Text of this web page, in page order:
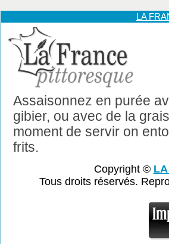
LA
Assaisonnez en purée
gibier, ou avec de la
moment de servir on
frits.
Copyright ©
Tous droits réservés.